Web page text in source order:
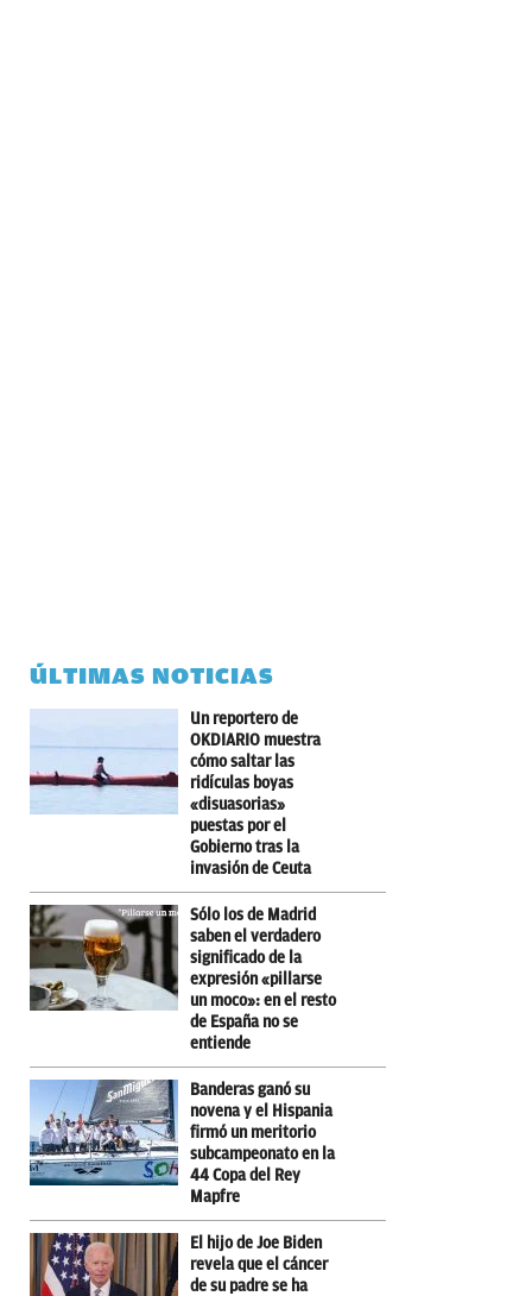
ÚLTIMAS NOTICIAS
Un reportero de
OKDIARIO muestra
cómo saltar las
ridículas boyas
«disuasorias»
puestas por el
Gobierno tras la
invasión de Ceuta
Sólo los de Madrid
saben el verdadero
significado de la
expresión «pillarse
un moco»: en el resto
de España no se
entiende
Banderas ganó su
novena y el Hispania
firmó un meritorio
subcampeonato en la
44 Copa del Rey
Mapfre
El hijo de Joe Biden
revela que el cáncer
de su padre se ha